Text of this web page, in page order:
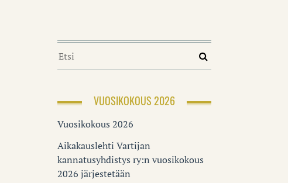
VUOSIKOKOUS 2026
Vuosikokous 2026
Aikakauslehti Vartijan
kannatusyhdistys ry:n vuosikokous
2026 järjestetään